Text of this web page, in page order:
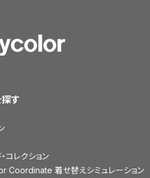
す
コレクション
Coordinate 着せ替えシミュレーション